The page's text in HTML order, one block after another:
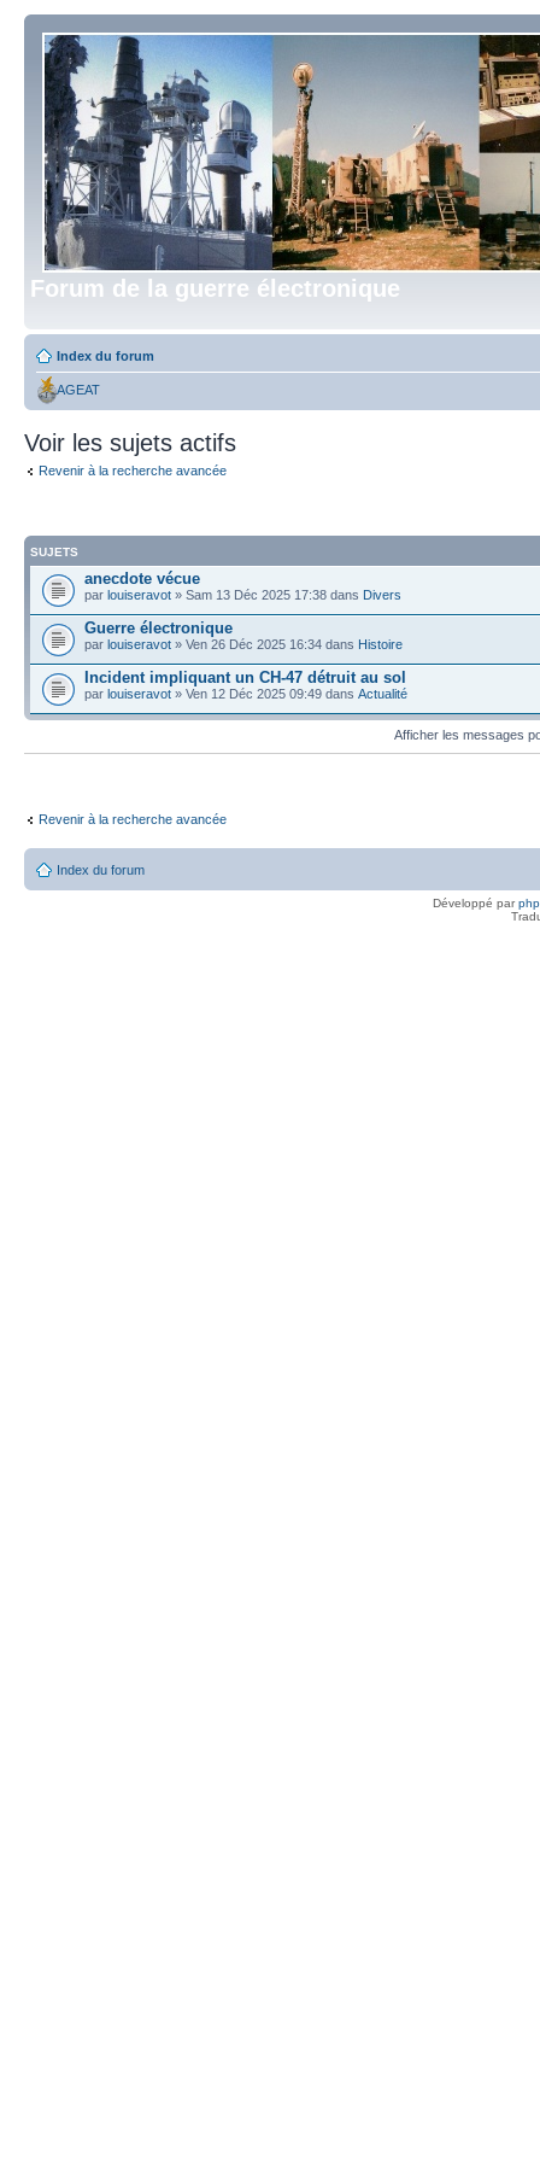
Forum de la guerre électronique
Index du forum
AGEAT
Voir les sujets actifs
Revenir à la recherche avancée
SUJETS
anecdote vécue
par louiseravot » Sam 13 Déc 2025 17:38 dans Divers
Guerre électronique
par louiseravot » Ven 26 Déc 2025 16:34 dans Histoire
Incident impliquant un CH-47 détruit au sol
par louiseravot » Ven 12 Déc 2025 09:49 dans Actualité
Afficher les messages
Revenir à la recherche avancée
Index du forum
Développé par